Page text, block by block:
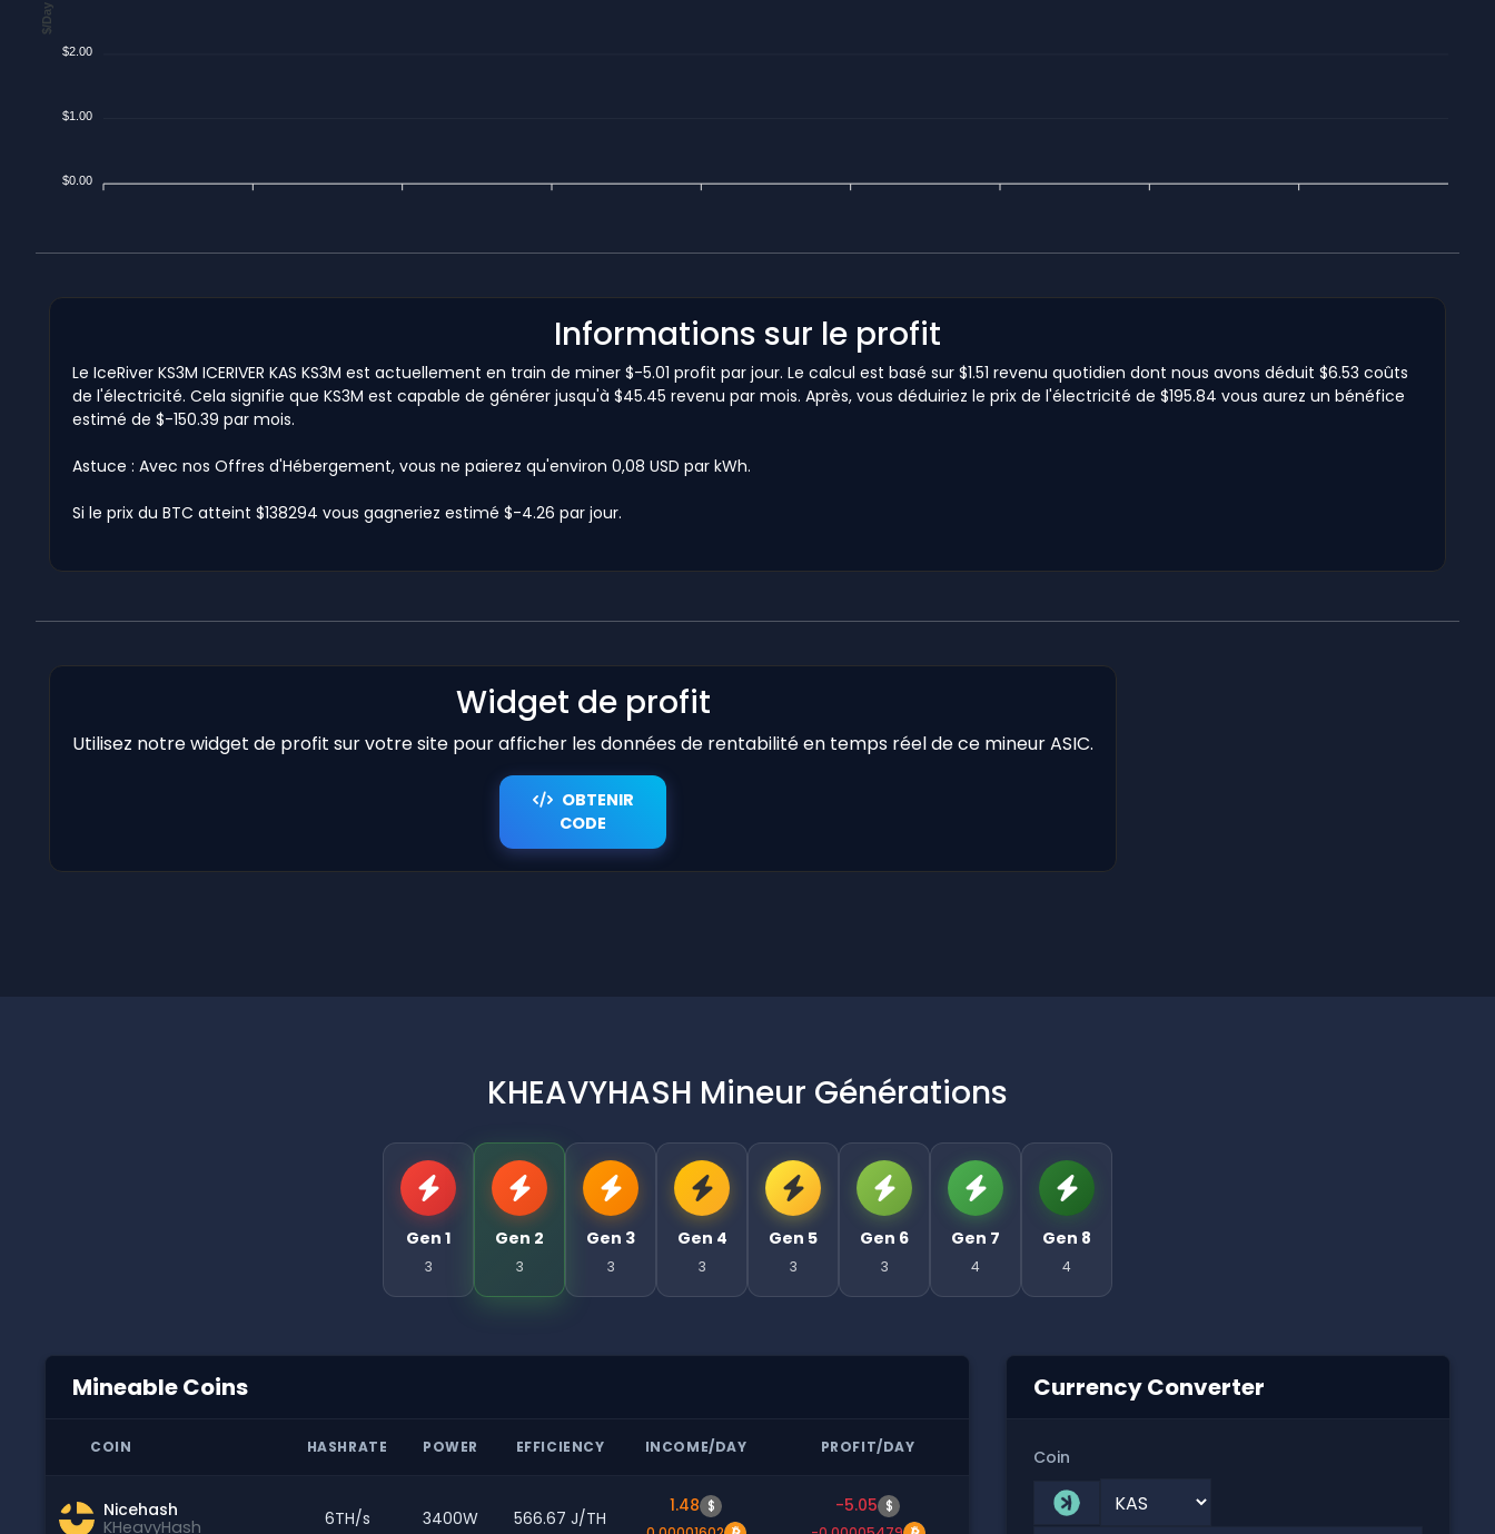
$2.00
$1.00
$0.00
$/Day
Informations sur le profit
Le IceRiver KS3M ICERIVER KAS KS3M est actuellement en train de miner $-5.01 profit par jour. Le calcul est basé sur $1.51 revenu quotidien dont nous avons déduit $6.53 coûts
de l'électricité. Cela signifie que KS3M est capable de générer jusqu'à $45.45 revenu par mois. Après, vous déduiriez le prix de l'électricité de $195.84 vous aurez un bénéfice
estimé de $-150.39 par mois.
Astuce : Avec nos Offres d'Hébergement, vous ne paierez qu'environ 0,08 USD par kWh.
Si le prix du BTC atteint $138294 vous gagneriez estimé $-4.26 par jour.
Widget de profit
Utilisez notre widget de profit sur votre site pour afficher les données de rentabilité en temps réel de ce mineur ASIC.
OBTENIR
CODE
KHEAVYHASH Mineur Générations
Gen 1
3
Gen 2
3
Gen 3
3
Gen 4
3
Gen 5
3
Gen 6
3
Gen 7
4
Gen 8
4
Mineable Coins
COIN HASHRATE POWER EFFICIENCY INCOME/DAY PROFIT/DAY
Nicehash
KHeavyHash
6TH/s 3400W 566.67 J/TH
1.48 $
-5.05 $
Currency Converter
Coin